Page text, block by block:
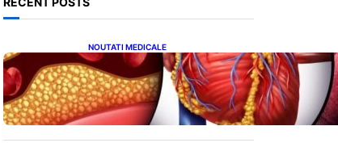
NOUTATI MEDICALE
Descoperirea revoluționară:
Afereza terapeutică, un
posibil aliat în eliminarea
microplasticelor din sânge